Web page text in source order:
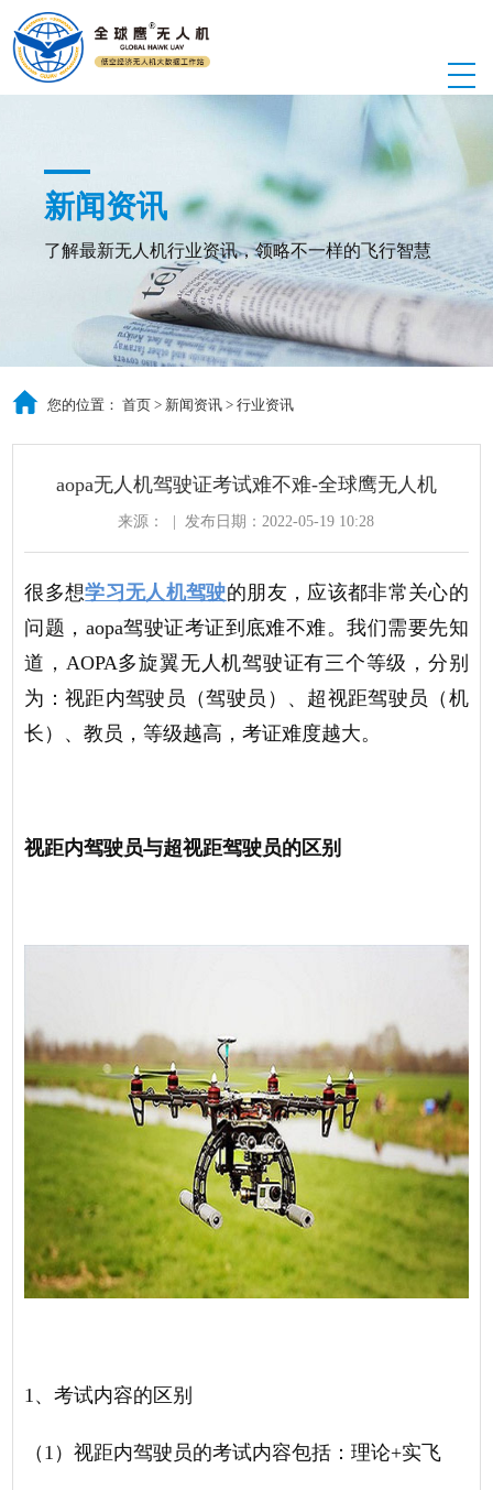
新闻资讯
了解最新无人机行业资讯，领略不一样的飞行智慧
您的位置：首页 > 新闻资讯 >行业资讯
aopa无人机驾驶证考试难不难-全球鹰无人机
来源： 发布日期：2022-05-19 10:28
很多想学习无人机驾驶的朋友，应该都非常关心的
问题，aopa驾驶证考证到底难不难。我们需要先知
道，AOPA多旋翼无人机驾驶证有三个等级，分别
为：视距内驾驶员（驾驶员）、超视距驾驶员（机
长）、教员，等级越高，考证难度越大。
视距内驾驶员与超视距驾驶员的区别
1、考试内容的区别
（ 1）视距内驾驶员的考试内容包括：理论+实飞